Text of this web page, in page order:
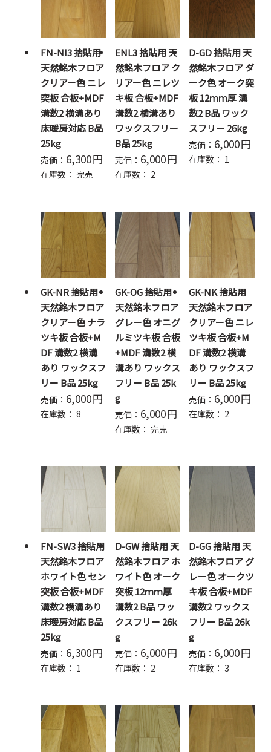
FN-NI3 捨貼用
天然銘木フロア
クリアー色 ニレ
突板 合板+MDF
溝数2 横溝あり
床暖房対応 B品
25kg
売価： 6,300円
在庫数： 完売
ENL3 捨貼用 天
然銘木フロア ク
リアー色 ニレツ
キ板 合板+MDF
溝数2 横溝あり
ワックスフリー
B品 25kg
売価： 6,000円
在庫数： 2
D-GD 捨貼用 天
然銘木フロア ダ
ーク色 オーク突
板 12ｍｍ厚 溝
数2 B品 ワック
スフリー 26kg
売価： 6,000円
在庫数： 1
GK-NR 捨貼用
天然銘木フロア
クリアー色 ナラ
ツキ板 合板+M
DF 溝数2 横溝
あり ワックスフ
リー B品 25kg
売価： 6,000円
在庫数： 8
GK-OG 捨貼用
天然銘木フロア
グレー色 オニグ
ルミツキ板 合板
+MDF 溝数2 横
溝あり ワックス
フリー B品 25k
g
売価： 6,000円
在庫数： 完売
GK-NK 捨貼用
天然銘木フロア
クリアー色 ニレ
ツキ板 合板+M
DF 溝数2 横溝
あり ワックスフ
リー B品 25kg
売価： 6,000円
在庫数： 2
FN-SW3 捨貼用
天然銘木フロア
ホワイト色 セン
突板 合板+MDF
溝数2 横溝あり
床暖房対応 B品
25kg
売価： 6,300円
在庫数： 1
D-GW 捨貼用 天
然銘木フロア ホ
ワイト色 オーク
突板 12ｍｍ厚
溝数2 B品 ワッ
クスフリー 26k
g
売価： 6,000円
在庫数： 2
D-GG 捨貼用 天
然銘木フロア グ
レー色 オークツ
キ板 合板+MDF
溝数2 ワックス
フリー B品 26k
g
売価： 6,000円
在庫数： 3